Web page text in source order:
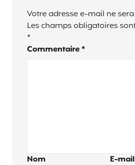
Votre adresse e-mail ne
Les champs obligatoires
*
Commentaire *
Nom E-mail